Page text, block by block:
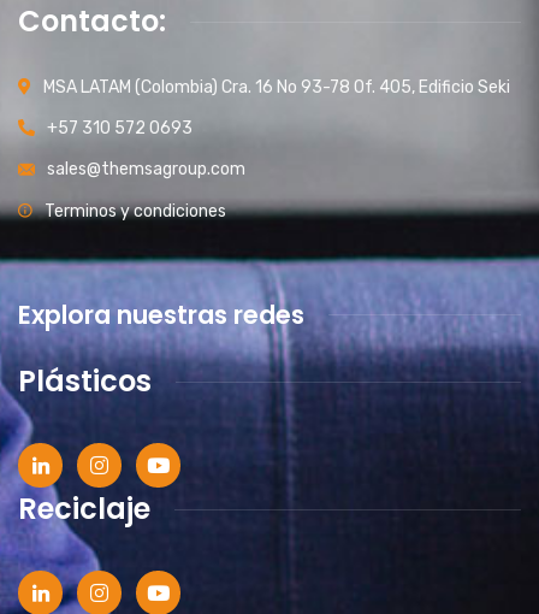
Contacto:
MSA LATAM (Colombia) Cra. 16 No 93-78 Of. 405, Edificio Seki
+57 310 572 0693
sales@themsagroup.com
Terminos y condiciones
Explora nuestras redes
Plásticos
Reciclaje